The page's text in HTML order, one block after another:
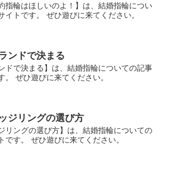
指輪はほしいのよ！】は、結婚指輪につい
イトです。 ぜひ遊びに来てください。
ンドで決まる
ドで決まる】は、結婚指輪についての記事
。 ぜひ遊びに来てください。
ジリングの選び方
リングの選び方】は、結婚指輪についての
です。 ぜひ遊びに来てください。